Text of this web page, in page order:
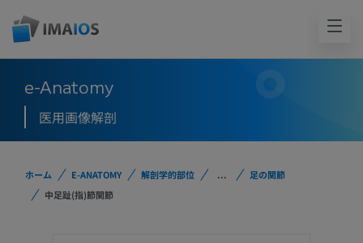
e-Anatomy
医用画像解剖
ホーム E-ANATOMY 解剖学的部位 ...
足の関節
中足趾(指)節関節